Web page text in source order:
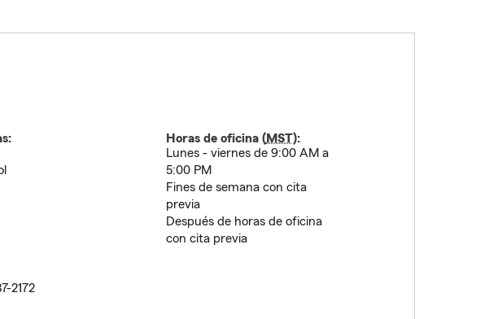
Horas de oficina (MST):
Lunes - viernes de 9:00 AM a
5:00 PM
Fines de semana con cita
previa
Después de horas de oficina
con cita previa
2172